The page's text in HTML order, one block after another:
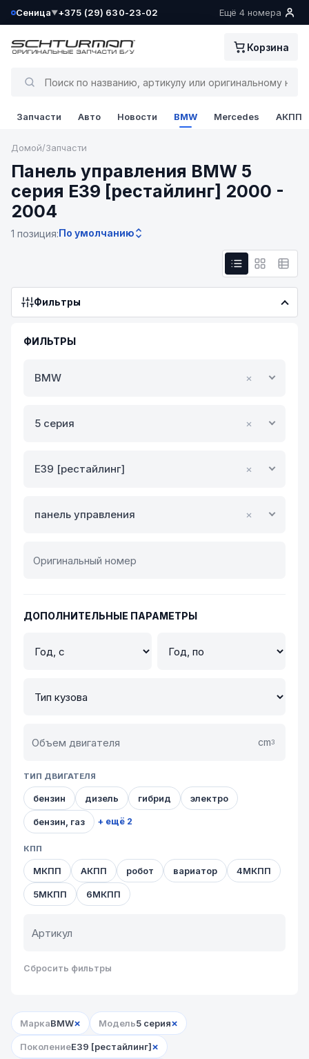
Сеница▼
Ваш склад определён как:
+375 (29) 630-23-02 Ещё 4 номера
Корзина
Запчасти Авто Новости BMW Mercedes АКПП
Домой/Запчасти
Панель управления BMW 5
серия E39 [рестайлинг] 2000 -
2004
1 позиция:По умолчанию
Фильтры
ФИЛЬТРЫ
×
BMW
×
5 серия
×
E39 [рестайлинг]
×
панель управления
ДОПОЛНИТЕЛЬНЫЕ ПАРАМЕТРЫ
cm3
ТИП ДВИГАТЕЛЯ
бензин дизель гибрид электро
бензин, газ + ещё 2
КПП
МКПП АКПП робот вариатор 4МКПП
5МКПП 6МКПП
Сбросить фильтры
МаркаBMW× Модель5 серия×
ПоколениеE39 [рестайлинг]×